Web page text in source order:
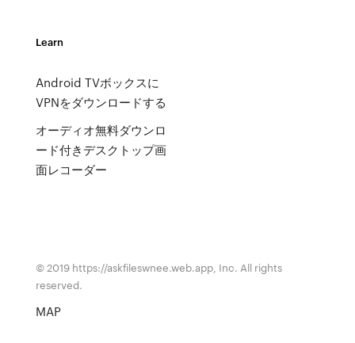
Learn
Android TVボックスに
VPNをダウンロードする
オーディオ無料ダウンロ
ード付きデスクトップ画
面レコーダー
© 2019 https://askfileswnee.web.app, Inc. All rights
reserved.
MAP